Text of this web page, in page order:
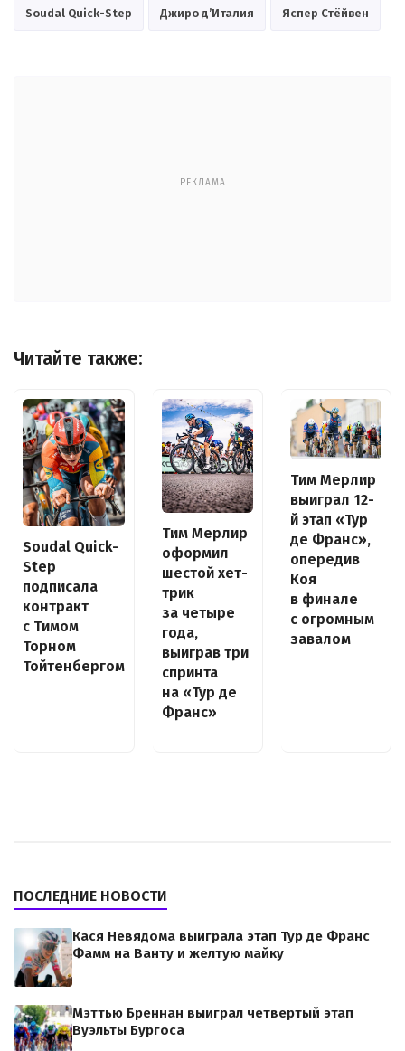
Soudal Quick-Step Джиро д’Италия Яспер Стёйвен
РЕКЛАМА
Читайте также:
Soudal Quick-
Step
подписала
контракт
с Тимом
Торном
Тойтенбергом
Тим Мерлир
оформил
шестой хет-
трик
за четыре
года,
выиграв три
спринта
на «Тур де
Франс»
Тим Мерлир
выиграл 12-
й этап «Тур
де Франс»,
опередив
Коя
в финале
с огромным
завалом
ПОСЛЕДНИЕ НОВОСТИ
Кася Невядома выиграла этап Тур де Франс
Фамм на Ванту и желтую майку
Мэттью Бреннан выиграл четвертый этап
Вуэльты Бургоса